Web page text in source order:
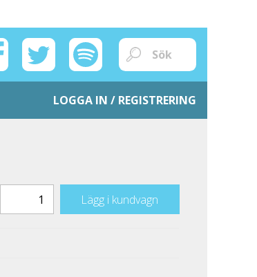
LOGGA IN / REGISTRERING
Lägg i kundvagn